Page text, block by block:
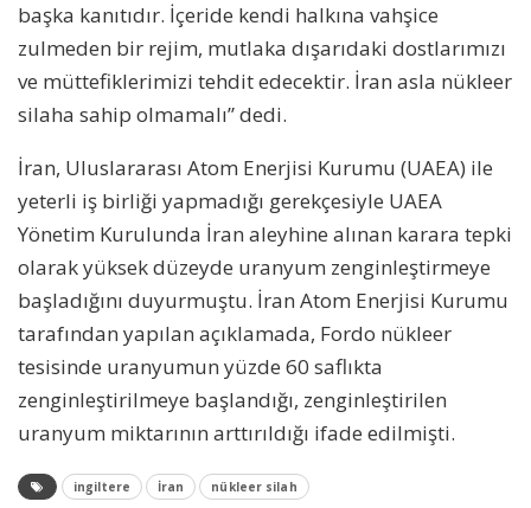
başka kanıtıdır. İçeride kendi halkına vahşice
zulmeden bir rejim, mutlaka dışarıdaki dostlarımızı
ve müttefiklerimizi tehdit edecektir. İran asla nükleer
silaha sahip olmamalı” dedi.
İran, Uluslararası Atom Enerjisi Kurumu (UAEA) ile
yeterli iş birliği yapmadığı gerekçesiyle UAEA
Yönetim Kurulunda İran aleyhine alınan karara tepki
olarak yüksek düzeyde uranyum zenginleştirmeye
başladığını duyurmuştu. İran Atom Enerjisi Kurumu
tarafından yapılan açıklamada, Fordo nükleer
tesisinde uranyumun yüzde 60 saflıkta
zenginleştirilmeye başlandığı, zenginleştirilen
uranyum miktarının arttırıldığı ifade edilmişti.
ingiltere İran nükleer silah